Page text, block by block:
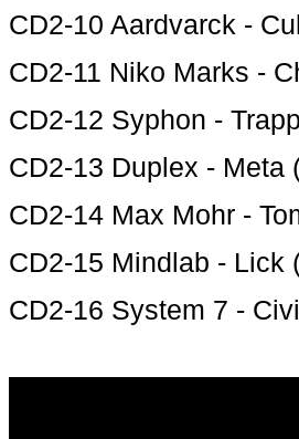
CD2-10 Aardvarck -
CD2-11 Niko Marks -
CD2-12 Syphon -
CD2-13 Duplex - Meta
CD2-14 Max Mohr -
CD2-15 Mindlab - Lick
CD2-16 System 7 -